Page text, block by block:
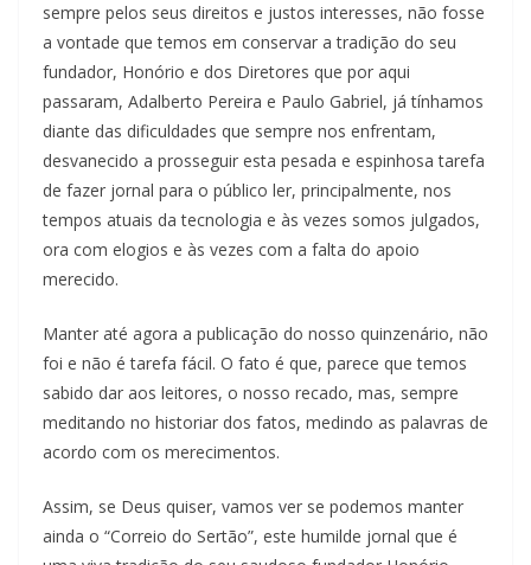
sempre pelos seus direitos e justos interesses, não fosse
a vontade que temos em conservar a tradição do seu
fundador, Honório e dos Diretores que por aqui
passaram, Adalberto Pereira e Paulo Gabriel, já tínhamos
diante das dificuldades que sempre nos enfrentam,
desvanecido a prosseguir esta pesada e espinhosa tarefa
de fazer jornal para o público ler, principalmente, nos
tempos atuais da tecnologia e às vezes somos julgados,
ora com elogios e às vezes com a falta do apoio
merecido.
Manter até agora a publicação do nosso quinzenário, não
foi e não é tarefa fácil. O fato é que, parece que temos
sabido dar aos leitores, o nosso recado, mas, sempre
meditando no historiar dos fatos, medindo as palavras de
acordo com os merecimentos.
Assim, se Deus quiser, vamos ver se podemos manter
ainda o “Correio do Sertão”, este humilde jornal que é